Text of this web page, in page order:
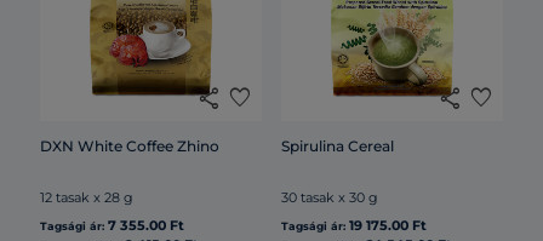
share favorite
DXN White Coffee Zhino
12 tasak x 28 g
Tagsági ár:7 355.00 Ft
share favorite
Spirulina Cereal
30 tasak x 30 g
Tagsági ár: 19 175.00 Ft